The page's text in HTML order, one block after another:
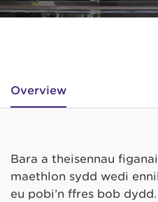
Overview
Bara a theisennau
maethlon sydd wedi
eu pobi’n ffres bob dydd.